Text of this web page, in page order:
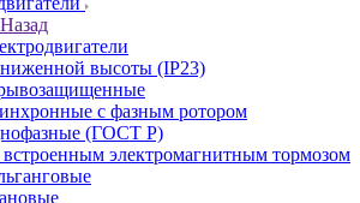
Назад
высоты (IP23)
с фазным ротором
(ГОСТ Р)
электромагнитным тормозом